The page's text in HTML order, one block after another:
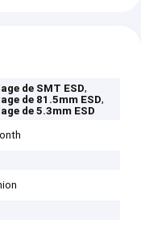
de SMT ESD,
de 81.5mm ESD,
de 5.3mm ESD